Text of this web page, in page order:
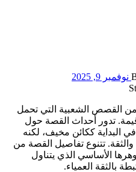
نوفمبر 9, 2025
تدور أحداث القصة حول
البداية ككائن مخيف، لكنه
تتنوع تفاصيل القصة من
الأساسي الذي يتناول
بالثقة العمياء.